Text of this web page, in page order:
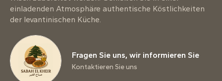
einladenden Atmosphäre authentische Köstlichkeiten
der levantinischen Küche.
Fragen Sie uns, wir informieren Sie
Kontaktieren Sie uns